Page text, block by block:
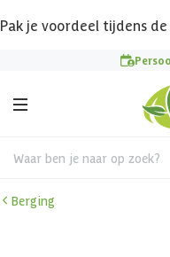
Pak je voordeel tijdens de
Waar ben je naar op zoek?
Berging